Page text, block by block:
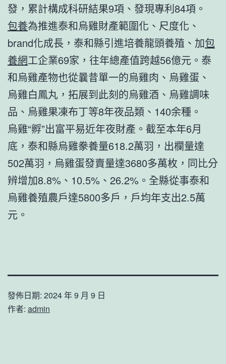
發，累計構成科研結果9項、發現專利84項。
包養為推進泰和烏雞財產範圍化、尺度化、
brand化成長，泰和縣引進培養龍頭養殖、加包
養網工企業69家，往年總產值跨越56億元。泰
和烏雞產物也從曩昔單一的烏雞肉、烏雞蛋、
烏雞白鳳丸，拓展到此刻的烏雞酒、烏雞調味
品、烏雞果凍布丁等8年夜品類、140余種。
烏雞“孵”出富平易近年夜財產。截至本年6月
底，泰和縣烏雞豢養量618.2萬羽，出欄量達
502萬羽，烏雞蛋發賣量達3680多萬枚，同比分
辨增加8.8%、10.5%、26.2%。全縣從事泰和
烏雞養殖農戶達5800多戶，戶均年支出2.5萬
元。
發佈日期: 2024 年 9 月 9 日
作者: admin